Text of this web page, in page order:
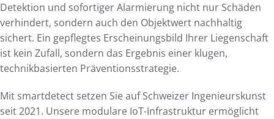
Detektion und sofortiger Alarmierung nicht nur Schäden
verhindert, sondern auch den Objektwert nachhaltig
sichert. Ein gepflegtes Erscheinungsbild Ihrer Liegenschaft
ist kein Zufall, sondern das Ergebnis einer klugen,
technikbasierten Präventionsstrategie.
Mit smartdetect setzen Sie auf Schweizer Ingenieurskunst
seit 2021. Unsere modulare IoT-Infrastruktur ermöglicht